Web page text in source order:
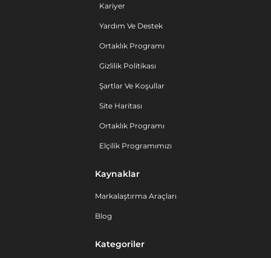
Kariyer
Yardım Ve Destek
Ortaklık Programı
Gizlilik Politikası
Şartlar Ve Koşullar
Site Haritası
Ortaklık Programı
Elçilik Programımızı
Kaynaklar
Markalaştırma Araçları
Blog
Kategoriler